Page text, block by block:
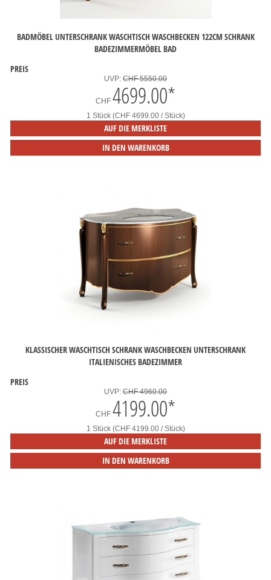
BADMÖBEL UNTERSCHRANK WASCHTISCH WASCHBECKEN 122CM SCHRANK
BADEZIMMERMÖBEL BAD
PREIS
UVP: CHF 5550.00
CHF 4699.00*
1 Stück (CHF 4699.00 / Stück)
AUF DIE MERKLISTE
IN DEN WARENKORB
KLASSISCHER WASCHTISCH SCHRANK WASCHBECKEN UNTERSCHRANK
ITALIENISCHES BADEZIMMER
PREIS
UVP: CHF 4960.00
CHF 4199.00*
1 Stück (CHF 4199.00 / Stück)
AUF DIE MERKLISTE
IN DEN WARENKORB